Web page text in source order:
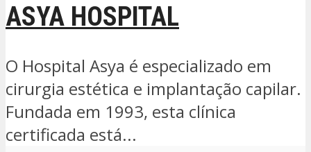
ASYA HOSPITAL
O Hospital Asya é especializado em
cirurgia estética e implantação capilar.
Fundada em 1993, esta clínica
certificada está...